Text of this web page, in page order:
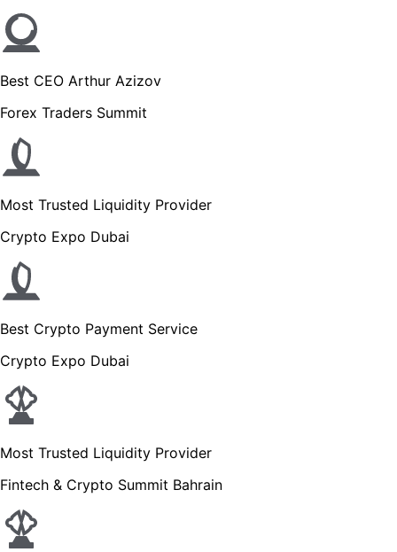
Best CEO Arthur Azizov
Forex Traders Summit
Most Trusted Liquidity Provider
Crypto Expo Dubai
Best Crypto Payment Service
Crypto Expo Dubai
Most Trusted Liquidity Provider
Fintech & Crypto Summit Bahrain